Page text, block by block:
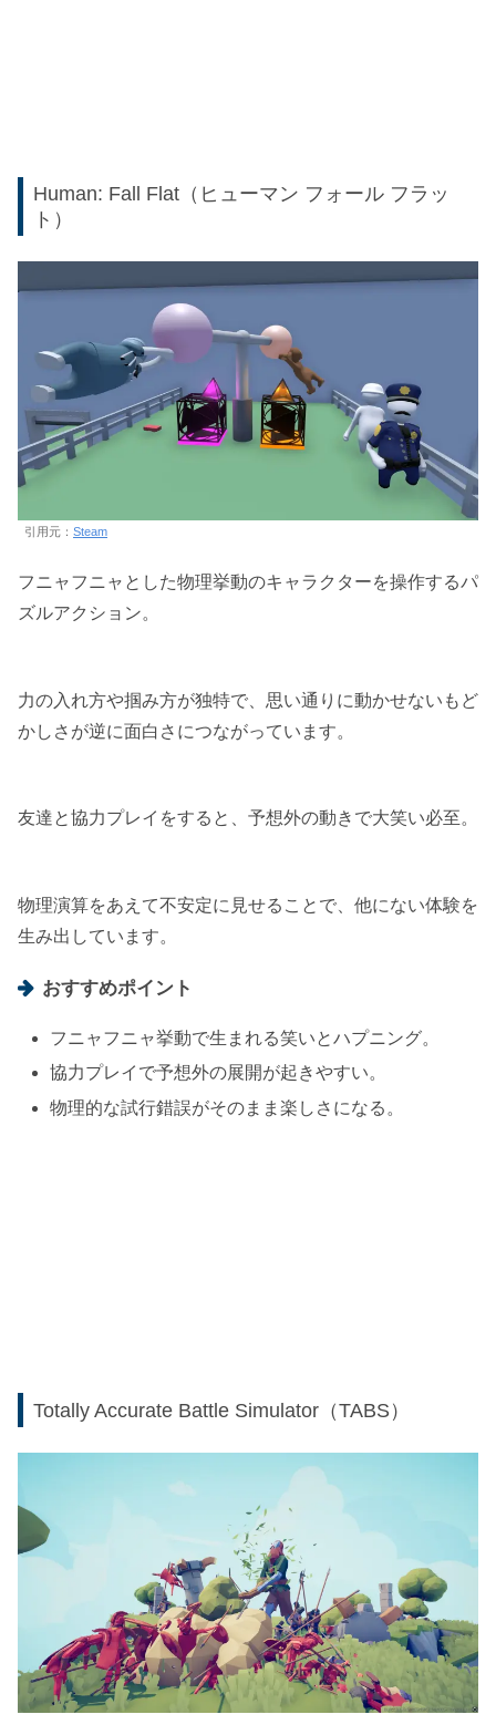
Human: Fall Flat（ヒューマン フォール フラッ
ト）
引用元： Steam
フニャフニャとした物理挙動のキャラクターを操作するパ
ズルアクション。
力の入れ方や掴み方が独特で、思い通りに動かせないもど
かしさが逆に面白さにつながっています。
友達と協力プレイをすると、予想外の動きで大笑い必至。
物理演算をあえて不安定に見せることで、他にない体験を
生み出しています。
おすすめポイント
フニャフニャ挙動で生まれる笑いとハプニング。
協力プレイで予想外の展開が起きやすい。
物理的な試行錯誤がそのまま楽しさになる。
Totally Accurate Battle Simulator（TABS）